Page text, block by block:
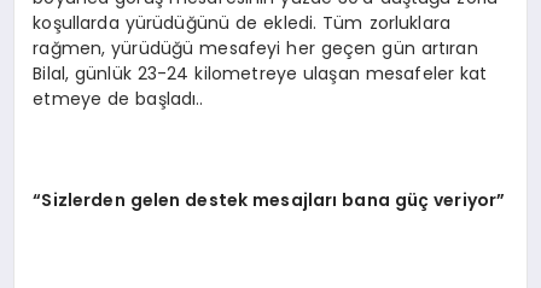
koşullarda yürüdüğünü de ekledi. Tüm zorluklara
rağmen, yürüdüğü mesafeyi her geçen gün artıran
Bilal, günlük 23-24 kilometreye ulaşan mesafeler kat
etmeye de başladı..
“Sizlerden gelen destek mesajları bana güç veriyor”